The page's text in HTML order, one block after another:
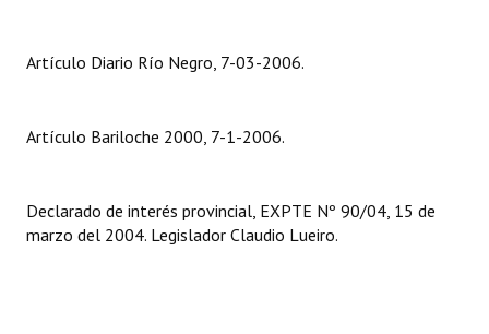
Informes de Unidad Coordinadora
NORMATIVA
Artículo Diario Río Negro, 7-03-2006.
Artículo Bariloche 2000, 7-1-2006.
Declarado de interés provincial, EXPTE Nº 90/04, 15 de
marzo del 2004. Legislador Claudio Lueiro.